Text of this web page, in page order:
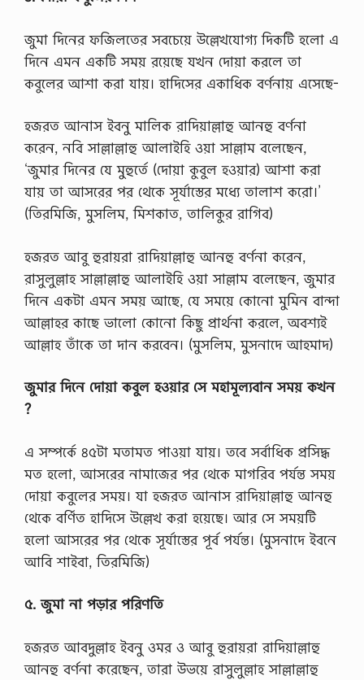
জুমা দিনের ফজিলতের সবচেয়ে উল্লেখযোগ্য দিকটি হলো এ
দিনে এমন একটি সময় রয়েছে যখন দোয়া করলে তা
কবুলের আশা করা যায়। হাদিসের একাধিক বর্ণনায় এসেছে-
হজরত আনাস ইবনু মালিক রাদিয়াল্লাহু আনহু বর্ণনা
করেন, নবি সাল্লাল্লাহু আলাইহি ওয়া সাল্লাম বলেছেন,
‘জুমার দিনের যে মুহুর্তে (দোয়া কুবুল হওয়ার) আশা করা
যায় তা আসরের পর থেকে সূর্যাস্তের মধ্যে তালাশ করো।’
(তিরমিজি, মুসলিম, মিশকাত, তালিকুর রাগিব)
হজরত আবু হুরায়রা রাদিয়াল্লাহু আনহু বর্ণনা করেন,
রাসুলুল্লাহ সাল্লাল্লাহু আলাইহি ওয়া সাল্লাম বলেছেন, জুমার
দিনে একটা এমন সময় আছে, যে সময়ে কোনো মুমিন বান্দা
আল্লাহর কাছে ভালো কোনো কিছু প্রার্থনা করলে, অবশ্যই
আল্লাহ তাঁকে তা দান করবেন। (মুসলিম, মুসনাদে আহমাদ)
জুমারদিনে দোয়াকবুলহওয়ার সেমহামূল্যবানসময়কখন
?
এ সম্পর্কে ৪৫টা মতামত পাওয়া যায়। তবে সর্বাধিক প্রসিদ্ধ
মত হলো, আসরের নামাজের পর থেকে মাগরিব পর্যন্ত সময়
দোয়া কবুলের সময়। যা হজরত আনাস রাদিয়াল্লাহু আনহু
থেকে বর্ণিত হাদিসে উল্লেখ করা হয়েছে। আর সে সময়টি
হলো আসরের পর থেকে সূর্যাস্তের পূর্ব পর্যন্ত। (মুসনাদে ইবনে
আবি শাইবা, তিরমিজি)
৫.জুমানা পড়ারপরিণতি
হজরত আবদুল্লাহ ইবনু ওমর ও আবু হুরায়রা রাদিয়াল্লাহু
আনহু বর্ণনা করেছেন, তারা উভয়ে রাসুলুল্লাহ সাল্লাল্লাহু